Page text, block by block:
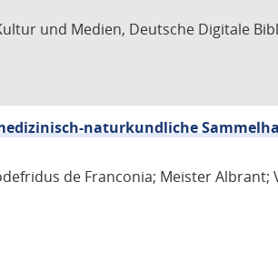
und Medien, Deutsche Digitale
naturkundliche
de Franconia; Meister